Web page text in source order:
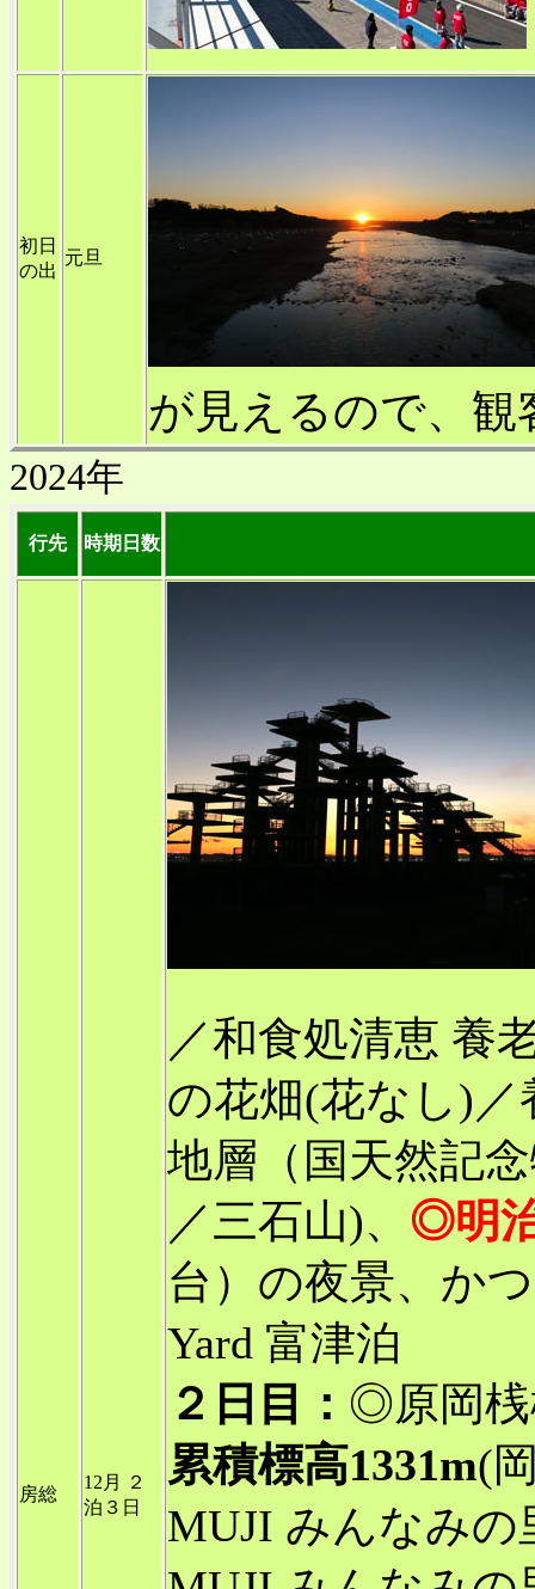
初日
の出
元旦
が見えるので、
2024年
行先 時期日数
房総
12月 ２
泊３日
／和食処清恵 養
の花畑(花なし)
地層（国天然記
／三石山)、 ◎明
台）の夜景、か
Yard 富津泊
２日目： ◎原岡桟
累積標高1331m(
MUJI みんなみ